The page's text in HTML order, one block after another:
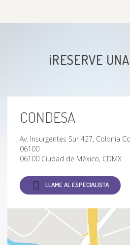
¡RESERVE
CONDESA
Av. Insurgentes Sur 427, Colonia
06100
06100 Ciudad de México, CDMX
LLAME AL ESPECIALISTA